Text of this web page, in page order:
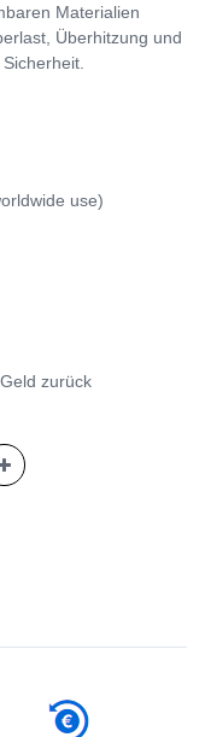
Materialien
Überhitzung und
use)
zurück